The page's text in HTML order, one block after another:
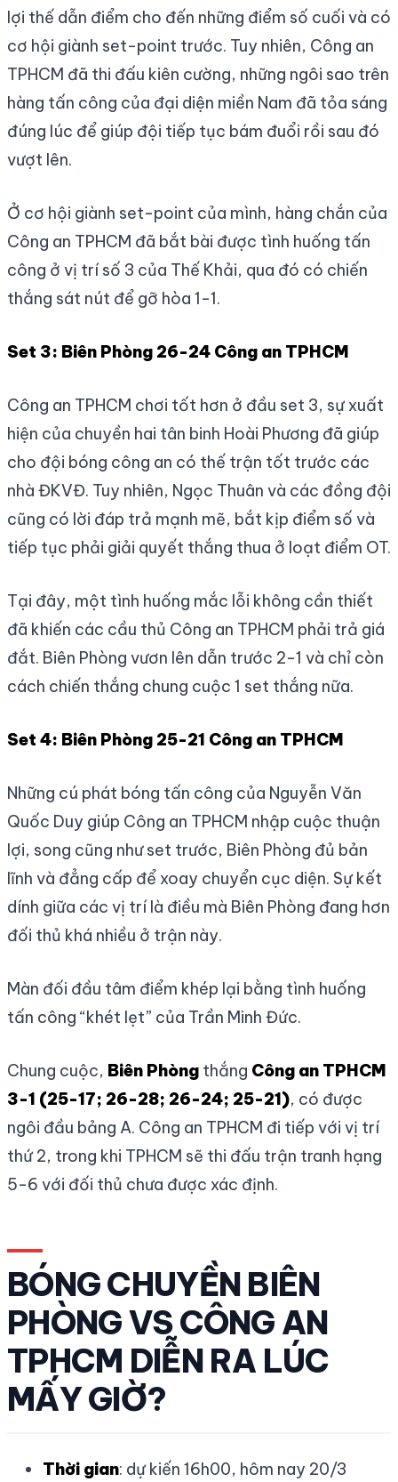
lợi thế dẫn điểm cho đến những điểm số cuối và có
cơ hội giành set-point trước. Tuy nhiên, Công an
TPHCM đã thi đấu kiên cường, những ngôi sao trên
hàng tấn công của đại diện miền Nam đã tỏa sáng
đúng lúc để giúp đội tiếp tục bám đuổi rồi sau đó
vượt lên.
Ở cơ hội giành set-point của mình, hàng chắn của
Công an TPHCM đã bắt bài được tình huống tấn
công ở vị trí số 3 của Thế Khải, qua đó có chiến
thắng sát nút để gỡ hòa 1-1.
Set 3: Biên Phòng 26-24 Công an TPHCM
Công an TPHCM chơi tốt hơn ở đầu set 3, sự xuất
hiện của chuyền hai tân binh Hoài Phương đã giúp
cho đội bóng công an có thế trận tốt trước các
nhà ĐKVĐ. Tuy nhiên, Ngọc Thuân và các đồng đội
cũng có lời đáp trả mạnh mẽ, bắt kịp điểm số và
tiếp tục phải giải quyết thắng thua ở loạt điểm OT.
Tại đây, một tình huống mắc lỗi không cần thiết
đã khiến các cầu thủ Công an TPHCM phải trả giá
đắt. Biên Phòng vươn lên dẫn trước 2-1 và chỉ còn
cách chiến thắng chung cuộc 1 set thắng nữa.
Set 4: Biên Phòng 25-21 Công an TPHCM
Những cú phát bóng tấn công của Nguyễn Văn
Quốc Duy giúp Công an TPHCM nhập cuộc thuận
lợi, song cũng như set trước, Biên Phòng đủ bản
lĩnh và đẳng cấp để xoay chuyển cục diện. Sự kết
dính giữa các vị trí là điều mà Biên Phòng đang hơn
đối thủ khá nhiều ở trận này.
Màn đối đầu tâm điểm khép lại bằng tình huống
tấn công “khét lẹt” của Trần Minh Đức.
Chung cuộc, Biên Phòng thắng Công an TPHCM
3-1 (25-17; 26-28; 26-24; 25-21), có được
ngôi đầu bảng A. Công an TPHCM đi tiếp với vị trí
thứ 2, trong khi TPHCM sẽ thi đấu trận tranh hạng
5-6 với đối thủ chưa được xác định.
BÓNG CHUYỀN BIÊN
PHÒNG VS CÔNG AN
TPHCM DIỄN RA LÚC
MẤY GIỜ?
Thời gian: dự kiến 16h00, hôm nay 20/3